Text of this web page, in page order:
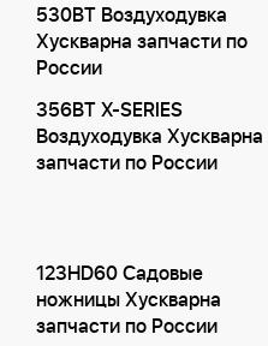
530BT Воздуходувка
Хускварна запчасти по
России
356BT X-SERIES
Воздуходувка Хускварна
запчасти по России
123HD60 Садовые
ножницы Хускварна
запчасти по России